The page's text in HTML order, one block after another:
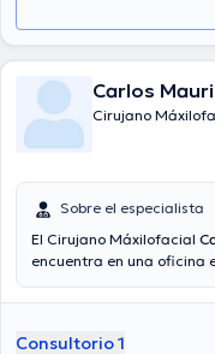
Carlos
Cirujano
Sobre el especialista
El Cirujano Máxilofacial
encuentra en una oficina
en su área de
ha destacados como
Consultorio 1